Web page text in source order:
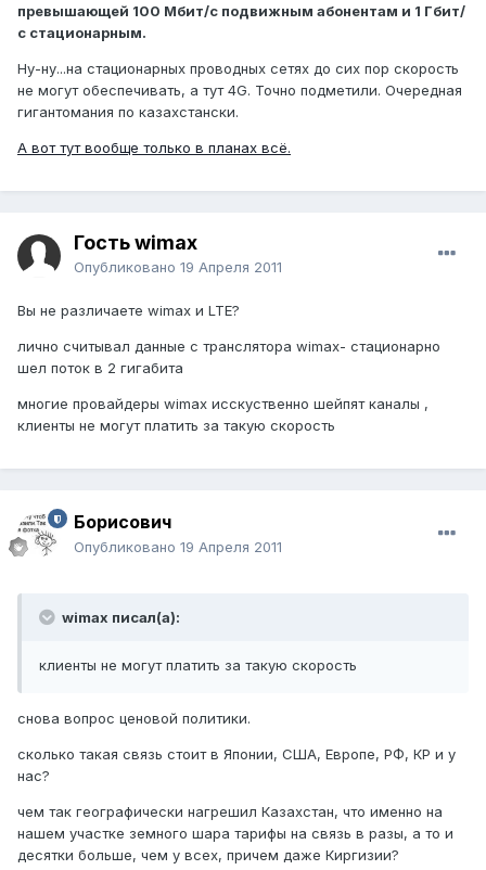
превышающей 100 Мбит/с подвижным абонентам и 1 Гбит/
с стационарным.
Ну-ну...на стационарных проводных сетях до сих пор скорость
не могут обеспечивать, а тут 4G. Точно подметили. Очередная
гигантомания по казахстански.
А вот тут вообще только в планах всё.
Гость wimax
Опубликовано 19 Апреля 2011
Вы не различаете wimax и LTE?
лично считывал данные с транслятора wimax- стационарно
шел поток в 2 гигабита
многие провайдеры wimax исскуственно шейпят каналы ,
клиенты не могут платить за такую скорость
Борисович
Опубликовано 19 Апреля 2011
wimax писал(а):
клиенты не могут платить за такую скорость
снова вопрос ценовой политики.
сколько такая связь стоит в Японии, США, Европе, РФ, КР и у
нас?
чем так географически нагрешил Казахстан, что именно на
нашем участке земного шара тарифы на связь в разы, а то и
десятки больше, чем у всех, причем даже Киргизии?